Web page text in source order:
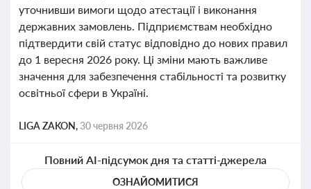
уточнивши вимоги щодо атестації і виконання
державних замовлень. Підприємствам необхідно
підтвердити свій статус відповідно до нових правил
до 1 вересня 2026 року. Ці зміни мають важливе
значення для забезпечення стабільності та розвитку
освітньої сфери в Україні.
LIGA ZAKON,30 червня 2026
Повний AI-підсумок дня та статті-джерела
ОЗНАЙОМИТИСЯ